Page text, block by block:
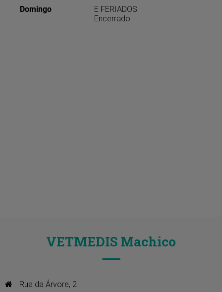
Domingo
E FERIADOS
Encerrado
VETMEDIS Machico
Rua da Árvore, 2